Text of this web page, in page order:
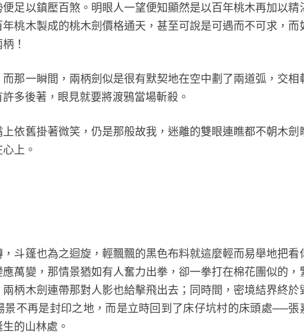
足以鎮壓百煞。明眼人一望便知顯然是以百年桃木再加以精
桃木製成的桃木劍價格通天，甚至可說是可遇而不可求，而
！
一瞬間，兩柄劍似是很有默契地在空中劃了兩道弧，交相
多後著，眼見就要將渡鴉當場斬殺。
舊掛著微笑，仍是那般故我，迷離的雙眼連瞧都不朝木劍
上。
篷也為之迴旋，輕飄飄的黑色布料就這麼輕而易舉地把看
萬變，那情景猶如有人奮力出拳，卻一拳打在棉花團似的，
柄木劍連帶那對人影也給擊飛出去；同時間，密境結界終於
景不再是封印之地，而是立時回到了床仔坑村的床頭處──張
的山林處。